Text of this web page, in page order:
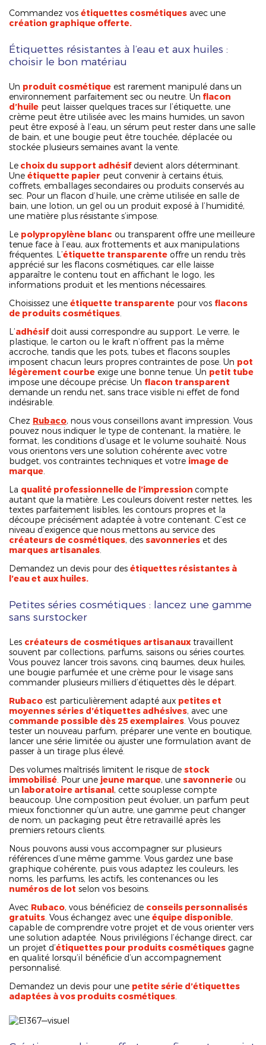
Commandez vos étiquettes cosmétiques avec une
création graphique offerte.
Étiquettes résistantes à l’eau et aux huiles :
choisir le bon matériau
Un produit cosmétique est rarement manipulé dans un
environnement parfaitement sec ou neutre. Un flacon
d’huile peut laisser quelques traces sur l’étiquette, une
crème peut être utilisée avec les mains humides, un savon
peut être exposé à l’eau, un sérum peut rester dans une salle
de bain, et une bougie peut être touchée, déplacée ou
stockée plusieurs semaines avant la vente.
Le choix du support adhésifdevient alors déterminant.
Une étiquette papier peut convenir à certains étuis,
coffrets, emballages secondaires ou produits conservés au
sec. Pour un flacon d’huile, une crème utilisée en salle de
bain, une lotion, un gel ou un produit exposé à l’humidité,
une matière plus résistante s’impose.
Le polypropylène blanc ou transparent offre une meilleure
tenue face à l’eau, aux frottements et aux manipulations
fréquentes. L’étiquette transparente offre un rendu très
apprécié sur les flacons cosmétiques, car elle laisse
apparaître le contenu tout en affichant le logo, les
informations produit et les mentions nécessaires.
Choisissez une étiquette transparente pour vos flacons
de produits cosmétiques
L’adhésifdoit aussi correspondre au support. Le verre, le
plastique, le carton ou le kraft n’offrent pas la même
accroche, tandis que les pots, tubes et flacons souples
imposent chacun leurs propres contraintes de pose. Un pot
légèrement courbe exige une bonne tenue. Un petit tube
impose une découpe précise. Un flacon transparent
demande un rendu net, sans trace visible ni effet de fond
indésirable.
Chez Rubaco, nous vous conseillons avant impression. Vous
pouvez nous indiquer le type de contenant, la matière, le
format, les conditions d’usage et le volume souhaité. Nous
vous orientons vers une solution cohérente avec votre
budget, vos contraintes techniques et votre image de
marque
La qualité professionnelle de l’impression compte
autant que la matière. Les couleurs doivent rester nettes, les
textes parfaitement lisibles, les contours propres et la
découpe précisément adaptée à votre contenant. C’est ce
niveau d’exigence que nous mettons au service des
créateurs de cosmétiques, des savonneries et des
marques artisanales
Demandez un devis pour des étiquettes résistantes à
l’eau et aux huiles.
Petites séries cosmétiques : lancez une gamme
sans surstocker
Les créateurs de cosmétiques artisanaux travaillent
souvent par collections, parfums, saisons ou séries courtes.
Vous pouvez lancer trois savons, cinq baumes, deux huiles,
une bougie parfumée et une crème pour le visage sans
commander plusieurs milliers d’étiquettes dès le départ.
Rubaco est particulièrement adapté aux petites et
moyennes séries d’étiquettes adhésives, avec une
commande possible dès 25 exemplaires . Vous pouvez
tester un nouveau parfum, préparer une vente en boutique,
lancer une série limitée ou ajuster une formulation avant de
passer à un tirage plus élevé.
Des volumes maîtrisés limitent le risque de stock
immobilisé . Pour une jeune marque, une savonnerie ou
un laboratoire artisanal, cette souplesse compte
beaucoup. Une composition peut évoluer, un parfum peut
mieux fonctionner qu’un autre, une gamme peut changer
de nom, un packaging peut être retravaillé après les
premiers retours clients.
Nous pouvons aussi vous accompagner sur plusieurs
références d’une même gamme. Vous gardez une base
graphique cohérente, puis vous adaptez les couleurs, les
noms, les parfums, les actifs, les contenances ou les
numéros de lot selon vos besoins.
Avec Rubaco, vous bénéficiez de conseils personnalisés
gratuits . Vous échangez avec une équipe disponible,
capable de comprendre votre projet et de vous orienter vers
une solution adaptée. Nous privilégions l’échange direct, car
un projet d’étiquettes pour produits cosmétiques gagne
en qualité lorsqu’il bénéficie d’un accompagnement
personnalisé.
Demandez un devis pour une petite série d’étiquettes
adaptées à vos produits cosmétiques